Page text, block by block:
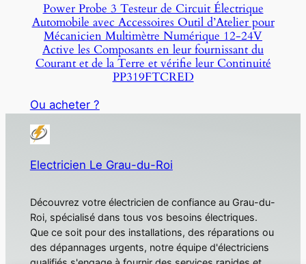
Power Probe 3 Testeur de Circuit Électrique
Automobile avec Accessoires Outil d’Atelier pour
Mécanicien Multimètre Numérique 12-24V
Active les Composants en leur fournissant du
Courant et de la Terre et vérifie leur Continuité
PP319FTCRED
Ou acheter ?
Electricien Le Grau-du-Roi
Découvrez votre électricien de confiance au Grau-du-
Roi, spécialisé dans tous vos besoins électriques.
Que ce soit pour des installations, des réparations ou
des dépannages urgents, notre équipe d'électriciens